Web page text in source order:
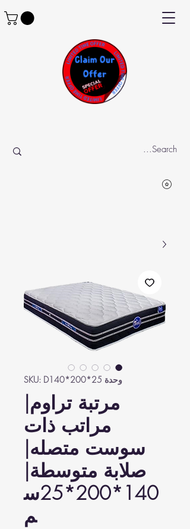
وحدة SKU: D140*200*25
مرتبة تراوم|
مراتب ذات
سوست متصله|
صلابة متوسطة|
140*200*25س
م